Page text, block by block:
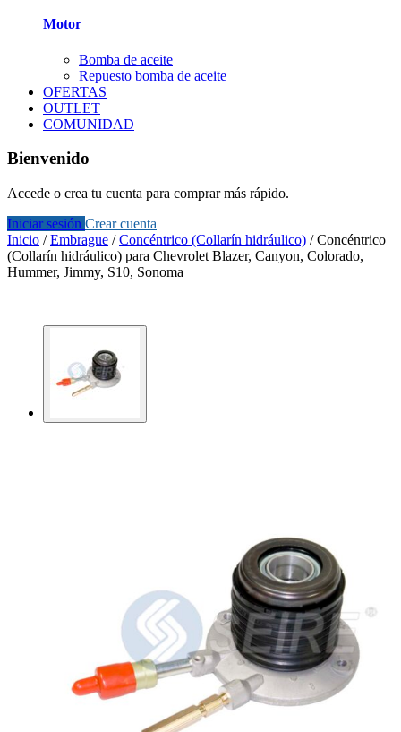
Motor
Bomba de aceite
Repuesto bomba de aceite
OFERTAS
OUTLET
COMUNIDAD
Bienvenido
Accede o crea tu cuenta para comprar más rápido.
Iniciar sesión Crear cuenta
Inicio /Embrague /Concéntrico (Collarín hidráulico) /Concéntrico
(Collarín hidráulico) para Chevrolet Blazer, Canyon, Colorado,
Hummer, Jimmy, S10, Sonoma